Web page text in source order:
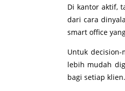
Di kantor aktif,
dari cara
smart office
Untuk
lebih mudah
bagi setiap klien.